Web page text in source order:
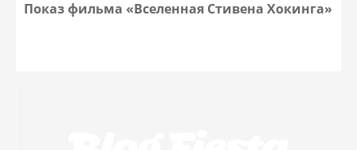
Показ фильма «Вселенная Стивена Хокинга»